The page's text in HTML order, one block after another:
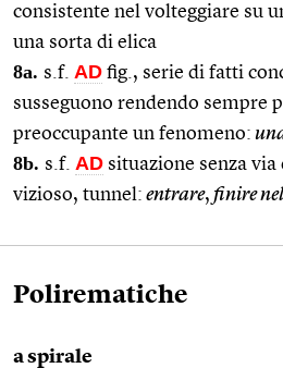
consistente nel volteggiare su
una sorta di elica
8a. s.f. AD fig., serie di fatti
susseguono rendendo sempre
preoccupante un fenomeno:
8b. s.f. AD situazione senza via
vizioso, tunnel: entrare, finire
Polirematiche
a spirale